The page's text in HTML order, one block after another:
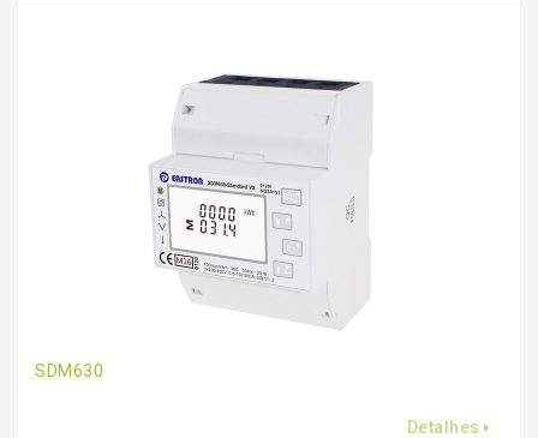
SDM630
Detalhes